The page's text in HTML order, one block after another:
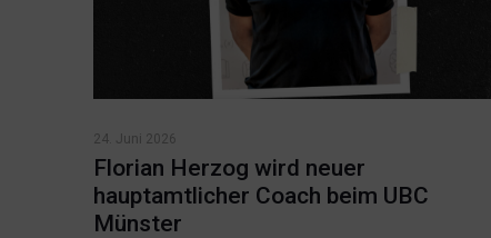
24. Juni 2026
Florian Herzog wird neuer
hauptamtlicher Coach beim UBC
Münster